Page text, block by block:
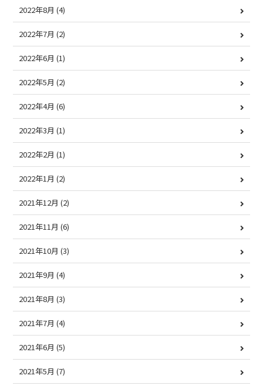
2022年8月 (4)
2022年7月 (2)
2022年6月 (1)
2022年5月 (2)
2022年4月 (6)
2022年3月 (1)
2022年2月 (1)
2022年1月 (2)
2021年12月 (2)
2021年11月 (6)
2021年10月 (3)
2021年9月 (4)
2021年8月 (3)
2021年7月 (4)
2021年6月 (5)
2021年5月 (7)